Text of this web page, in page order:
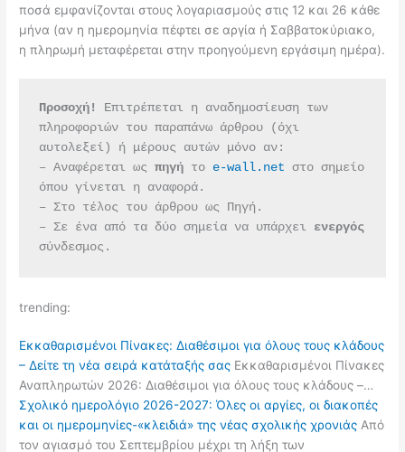
ποσά εμφανίζονται στους λογαριασμούς στις 12 και 26 κάθε
μήνα (αν η ημερομηνία πέφτει σε αργία ή Σαββατοκύριακο,
η πληρωμή μεταφέρεται στην προηγούμενη εργάσιμη ημέρα).
Προσοχή!
Επιτρέπεται η αναδημοσίευση των
πληροφοριών του παραπάνω άρθρου (όχι
αυτολεξεί) ή μέρους αυτών μόνο αν:
– Αναφέρεται ως πηγή το e-wall.net στο σημείο
όπου γίνεται η αναφορά.
– Στο τέλος του άρθρου ως Πηγή.
– Σε ένα από τα δύο σημεία να υπάρχει
ενεργός
σύνδεσμος.
trending:
Εκκαθαρισμένοι Πίνακες: Διαθέσιμοι για όλους τους κλάδους
– Δείτε τη νέα σειρά κατάταξής σας Εκκαθαρισμένοι Πίνακες
Αναπληρωτών 2026: Διαθέσιμοι για όλους τους κλάδους –…
Σχολικό ημερολόγιο 2026-2027: Όλες οι αργίες, οι διακοπές
και οι ημερομηνίες-«κλειδιά» της νέας σχολικής χρονιάς Από
τον αγιασμό του Σεπτεμβρίου μέχρι τη λήξη των